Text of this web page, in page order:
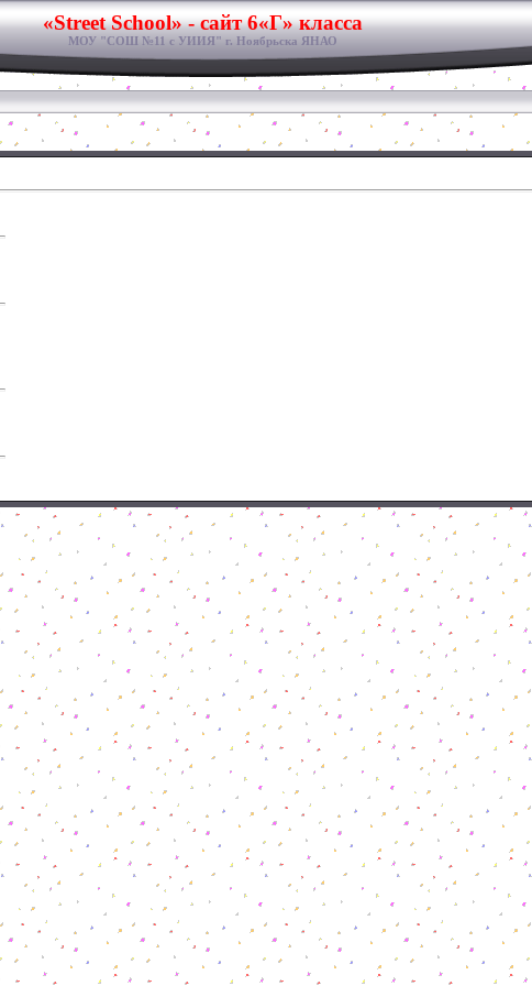
«Street School» - cайт 6«Г» класса
МОУ "СОШ №11 с УИИЯ" г. Ноябрьска ЯНАО